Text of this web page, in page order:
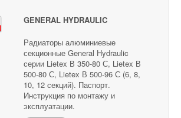
GENERAL HYDRAULIC
Радиаторы алюминиевые
секционные General Hydraulic
серии Lietex В 350-80 С, Lietex В
500-80 С, Lietex В 500-96 С (6, 8,
10, 12 секций). Паспорт.
Инструкция по монтажу и
эксплуатации.